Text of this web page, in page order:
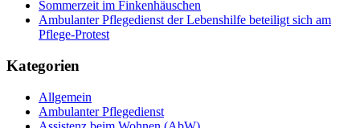
Sommerzeit im Finkenhäuschen
Ambulanter Pflegedienst der Lebenshilfe beteiligt sich am
Pflege-Protest
Kategorien
Allgemein
Ambulanter Pflegedienst